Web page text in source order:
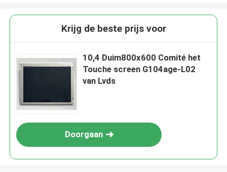
Krijg de beste prijs voor
10,4 Duim800x600 Comité het
Touche screen G104age-L02
van Lvds
Doorgaan